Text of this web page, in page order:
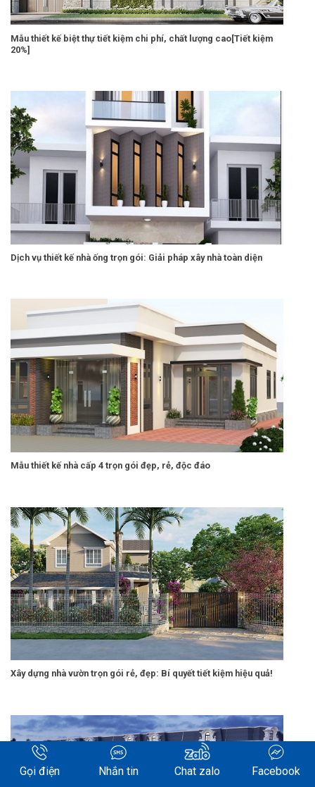
Mẫu thiết kế biệt thự tiết kiệm chi phí, chất lượng cao[Tiết kiệm
20%]
Dịch vụ thiết kế nhà ống trọn gói: Giải pháp xây nhà toàn diện
Mẫu thiết kế nhà cấp 4 trọn gói đẹp, rẻ, độc đáo
Xây dựng nhà vườn trọn gói rẻ, đẹp: Bí quyết tiết kiệm hiệu quả!
Gọi điện Nhắn tin Chat zalo Facebook